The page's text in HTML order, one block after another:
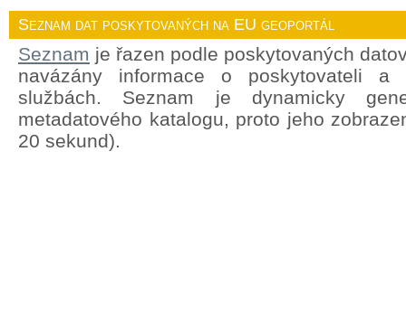
Seznam dat poskytovaných na EU geoportál
Seznam je řazen podle poskytovaných
navázány informace o poskytovateli a
službách. Seznam je dynamicky
metadatového katalogu, proto jeho
20 sekund).